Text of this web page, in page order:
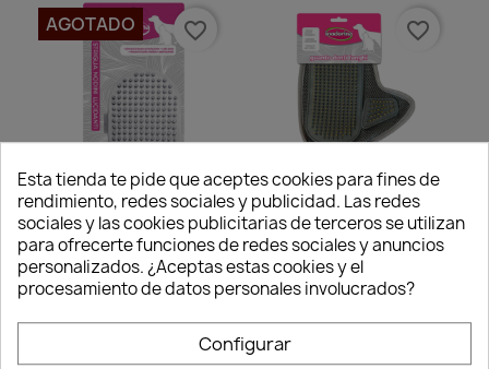
Vista rápida
Inodorina Cepillo Pelo
Muerto Y Masaje Para
Perros Y Gatos
9,99 €
AGOTADO favorite_border
Vista rápida
Inodorina Manopla De
Goma De Dientes
Largos
12,56 €
favorite_border
Esta tienda te pide que aceptes cookies para fines de
rendimiento, redes sociales y publicidad. Las redes
sociales y las cookies publicitarias de terceros se utilizan
para ofrecerte funciones de redes sociales y anuncios
personalizados. ¿Aceptas estas cookies y el
procesamiento de datos personales involucrados?
Configurar